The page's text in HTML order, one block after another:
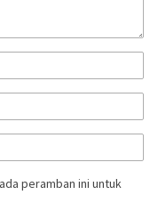
peramban ini untuk